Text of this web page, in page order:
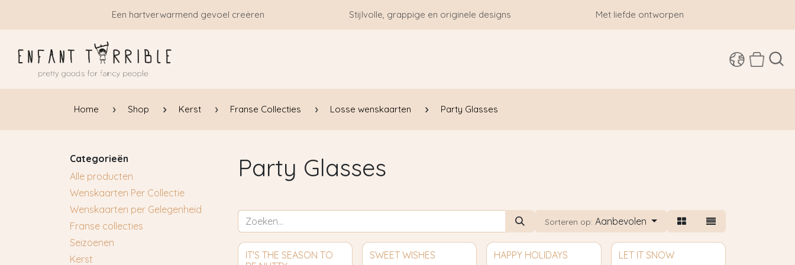
Een hartverwarmend gevoel creëren Stijlvolle, grappige en originele designs Met liefde ontworpen
Home Shop Kerst Franse Collecties Losse wenskaarten Party Glasses
Categorieën
Alle producten
Wenskaarten Per Collectie
Wenskaarten per Gelegenheid
Franse collecties
Seizoenen
Kerst
Party Glasses
Sorteren op: Aanbevolen
IT'S THE SEASON TO
SWEET WISHES HAPPY HOLIDAYS LET IT SNOW